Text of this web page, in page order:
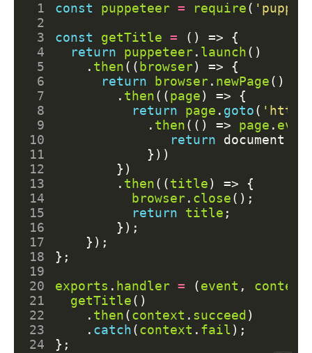
1 const puppeteer = require(
2
3
const getTitle = () =>
{
4
return puppeteer. launch()
5
. then(( browser) =>
{
6
return browser. newPage()
7
. then((page) =>
{
8
return page . goto(
9
. then(() => page .
10
return document
11
}))
12
})
13
. then((title) =>
{
14
browser. close();
15
return title ;
16
});
17
});
18
};
19
20
exports . handler = (event , context
21
getTitle()
22
. then(context . succeed )
23
. catch(context . fail );
24
};